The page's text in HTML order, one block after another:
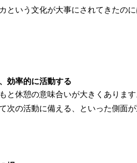
という文化が大事にされてきたの
効率的に活動する
と休憩の意味合いが大きくありま
次の活動に備える、といった側面が